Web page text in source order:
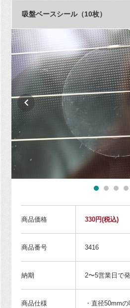
吸盤ベースシール（10枚）
商品価格 330円(税込)
商品番号 3416
納期 2〜5営業日で
商品仕様
・直径50mm